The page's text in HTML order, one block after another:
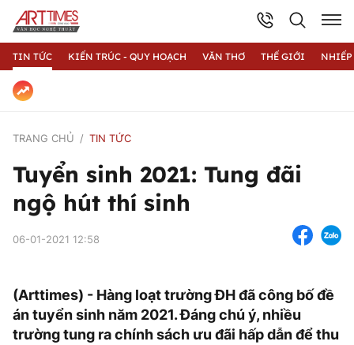
TIN TỨC KIẾN TRÚC - QUY HOẠCH VĂN THƠ THẾ GIỚI
TRANG CHỦ TIN TỨC
Tuyển sinh 2021: Tung đãi
ngộ hút thí sinh
06-01-2021 12:58
(Arttimes) - Hàng loạt trường ĐH đã công bố đề
án tuyển sinh năm 2021. Đáng chú ý, nhiều
trường tung ra chính sách ưu đãi hấp dẫn để thu